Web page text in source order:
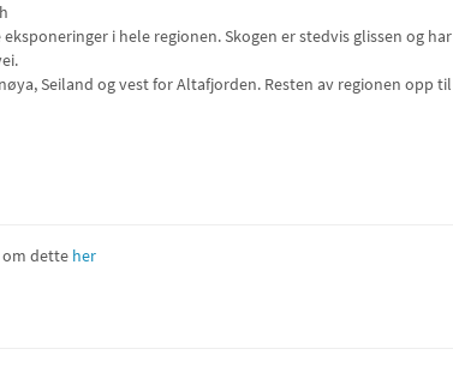
i hele regionen. Skogen er stedvis glissen og har
Seiland og vest for Altafjorden. Resten av regionen opp til
om dette her